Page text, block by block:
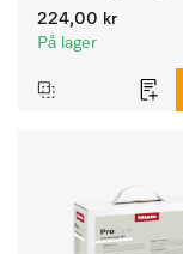
fettrester og smuss.
224,00 kr
På lager